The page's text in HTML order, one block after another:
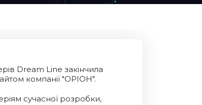
Dream Line закінчила
компанії "ОРІОН".
сучасної розробки,